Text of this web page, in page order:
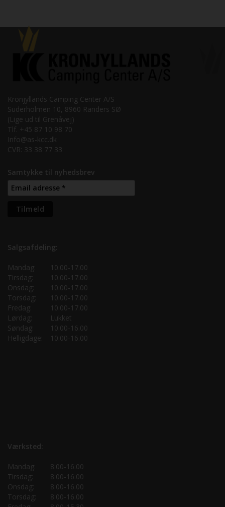
Kronjyllands Camping Center A/S
Suderholmen 10, 8960 Randers SØ
(Lige ud til Grenåvej)
Tlf. +45 87 10 98 70
Info@as-kcc.dk
CVR: 33 38 77 33
Samtykke til nyhedsbrev
Salgsafdeling:
Mandag:
10.00-17.00
Tirsdag:
10.00-17.00
Onsdag:
10.00-17.00
Torsdag:
10.00-17.00
Fredag:
10.00-17.00
Lørdag:
Lukket
Søndag:
10.00-16.00
Helligdage:
10.00-16.00
Værksted:
Mandag:
8.00-16.00
Tirsdag:
8.00-16.00
Onsdag:
8.00-16.00
Torsdag:
8.00-16.00